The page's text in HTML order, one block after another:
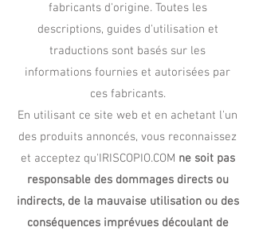
fabricants d'origine. Toutes les
descriptions, guides d'utilisation et
traductions sont basés sur les
informations fournies et autorisées par
ces fabricants.
En utilisant ce site web et en achetant l'un
des produits annoncés, vous reconnaissez
et acceptez qu'IRISCOPIO.COM ne soit pas
responsable des dommages directs ou
indirects, de la mauvaise utilisation ou des
conséquences imprévues découlant de